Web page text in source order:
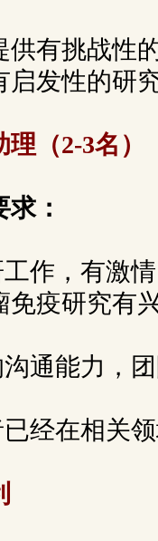
供有挑战性
启发性的研
（2-3名）
：
作，有激
免疫研究有
沟通能力，
已经在相关